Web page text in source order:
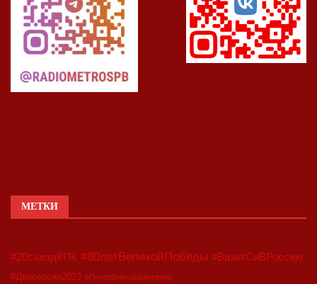
МЕТКИ
#20съездКПК #80летВеликойПобеды #ВизитСиВРоссию
#Двесессии2023 #Петербургскийдневник